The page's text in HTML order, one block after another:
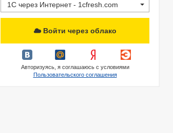
1С через Интернет - 1cfresh.com
Войти через облако
Авторизуясь, я соглашаюсь с условиями
Пользовательского соглашения